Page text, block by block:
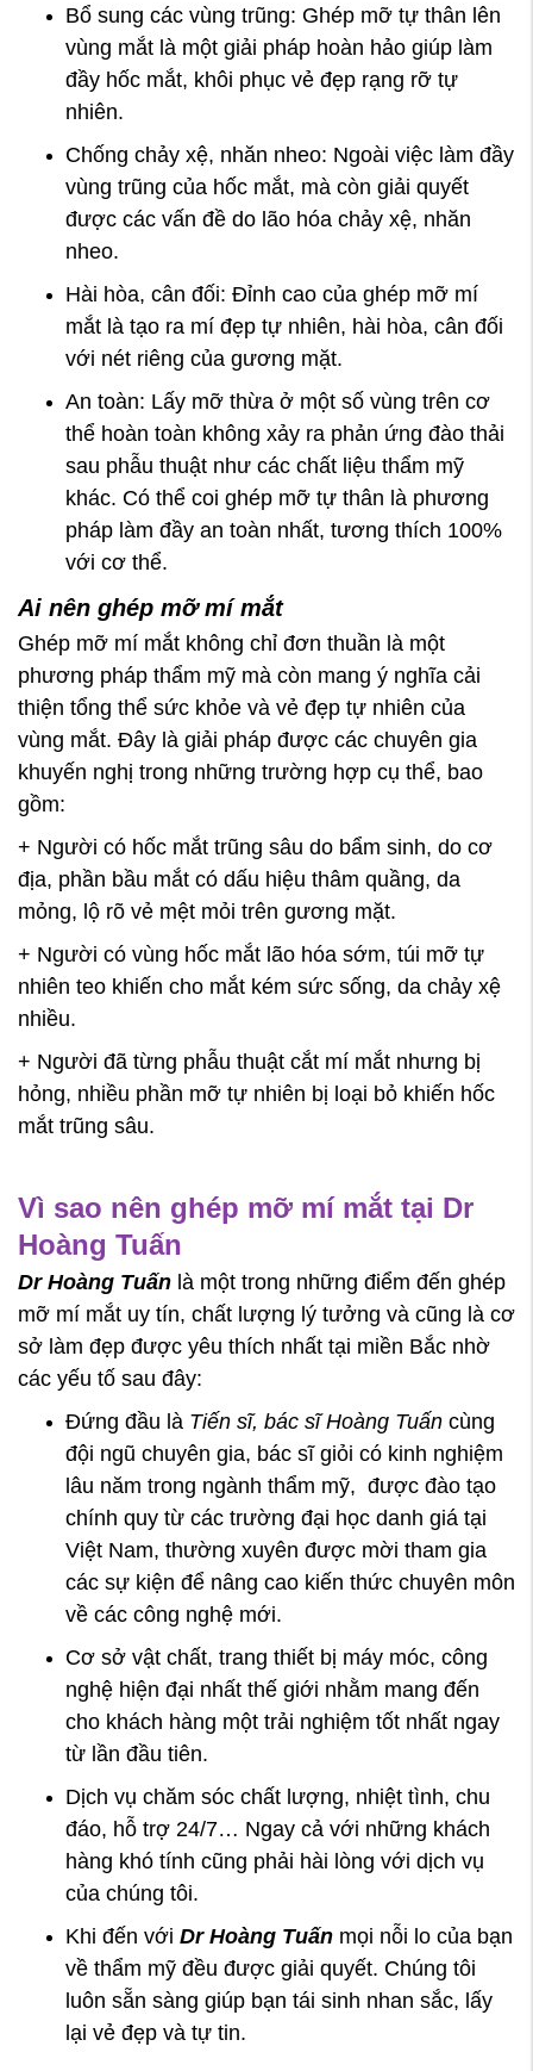
Bổ sung các vùng trũng: Ghép mỡ tự thân lên
vùng mắt là một giải pháp hoàn hảo giúp làm
đầy hốc mắt, khôi phục vẻ đẹp rạng rỡ tự
nhiên.
Chống chảy xệ, nhăn nheo: Ngoài việc làm đầy
vùng trũng của hốc mắt, mà còn giải quyết
được các vấn đề do lão hóa chảy xệ, nhăn
nheo.
Hài hòa, cân đối: Đỉnh cao của ghép mỡ mí
mắt là tạo ra mí đẹp tự nhiên, hài hòa, cân đối
với nét riêng của gương mặt.
An toàn: Lấy mỡ thừa ở một số vùng trên cơ
thể hoàn toàn không xảy ra phản ứng đào thải
sau phẫu thuật như các chất liệu thẩm mỹ
khác. Có thể coi ghép mỡ tự thân là phương
pháp làm đầy an toàn nhất, tương thích 100%
với cơ thể.
Ai nên ghép mỡ mí mắt
Ghép mỡ mí mắt không chỉ đơn thuần là một
phương pháp thẩm mỹ mà còn mang ý nghĩa cải
thiện tổng thể sức khỏe và vẻ đẹp tự nhiên của
vùng mắt. Đây là giải pháp được các chuyên gia
khuyến nghị trong những trường hợp cụ thể, bao
gồm:
+ Người có hốc mắt trũng sâu do bẩm sinh, do cơ
địa, phần bầu mắt có dấu hiệu thâm quầng, da
mỏng, lộ rõ vẻ mệt mỏi trên gương mặt.
+ Người có vùng hốc mắt lão hóa sớm, túi mỡ tự
nhiên teo khiến cho mắt kém sức sống, da chảy xệ
nhiều.
+ Người đã từng phẫu thuật cắt mí mắt nhưng bị
hỏng, nhiều phần mỡ tự nhiên bị loại bỏ khiến hốc
mắt trũng sâu.
Vì sao nên ghép mỡ mí mắt tại Dr
Hoàng Tuấn
Dr Hoàng Tuấn là một trong những điểm đến ghép
mỡ mí mắt uy tín, chất lượng lý tưởng và cũng là cơ
sở làm đẹp được yêu thích nhất tại miền Bắc nhờ
các yếu tố sau đây:
Đứng đầu là Tiến sĩ, bác sĩ Hoàng Tuấn cùng
đội ngũ chuyên gia, bác sĩ giỏi có kinh nghiệm
lâu năm trong ngành thẩm mỹ, được đào tạo
chính quy từ các trường đại học danh giá tại
Việt Nam, thường xuyên được mời tham gia
các sự kiện để nâng cao kiến thức chuyên môn
về các công nghệ mới.
Cơ sở vật chất, trang thiết bị máy móc, công
nghệ hiện đại nhất thế giới nhằm mang đến
cho khách hàng một trải nghiệm tốt nhất ngay
từ lần đầu tiên.
Dịch vụ chăm sóc chất lượng, nhiệt tình, chu
đáo, hỗ trợ 24/7… Ngay cả với những khách
hàng khó tính cũng phải hài lòng với dịch vụ
của chúng tôi.
Khi đến với Dr Hoàng Tuấn mọi nỗi lo của bạn
về thẩm mỹ đều được giải quyết. Chúng tôi
luôn sẵn sàng giúp bạn tái sinh nhan sắc, lấy
lại vẻ đẹp và tự tin.